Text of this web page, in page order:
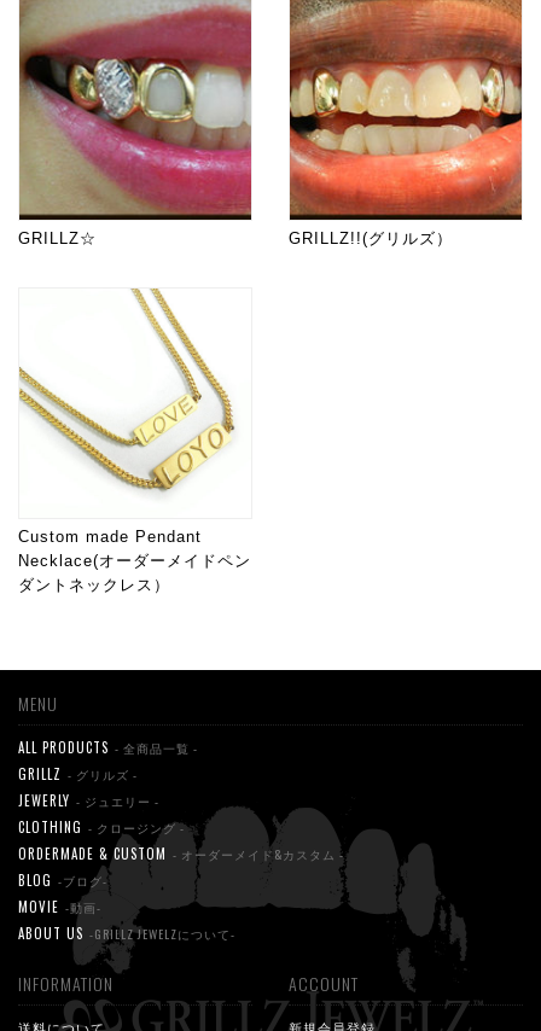
GRILLZ☆ GRILLZ!!(グリルズ）
Custom made Pendant
Necklace(オーダーメイドペン
ダントネックレス）
MENU
ALL PRODUCTS - 全商品一覧 -
GRILLZ - グリルズ -
JEWERLY - ジュエリー -
CLOTHING - クロージング -
ORDERMADE & CUSTOM - オーダーメイド&カスタム -
BLOG -ブログ-
MOVIE -動画-
ABOUT US -GRILLZ JEWELZについて-
INFORMATION ACCOUNT